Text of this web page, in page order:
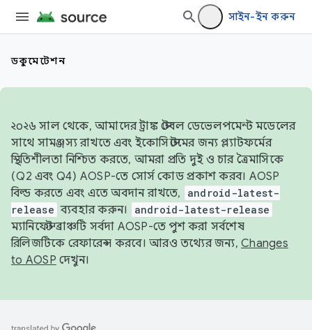
সাইন-ইন করুন
ডকুমেন্টেশন
২০২৬ সাল থেকে, আমাদের ট্রাঙ্ক স্টেবল ডেভেলপমেন্ট মডেলের
সাথে সামঞ্জস্য রাখতে এবং ইকোসিস্টেমের জন্য প্ল্যাটফর্মের
স্থিতিশীলতা নিশ্চিত করতে, আমরা প্রতি দুই ও চার ত্রৈমাসিকে
(Q2 এবং Q4) AOSP-তে সোর্স কোড প্রকাশ করব। AOSP
বিল্ড করতে এবং এতে অবদান রাখতে,
android-latest-
release ব্যবহার করুন। android-latest-release
ম্যানিফেস্ট ব্রাঞ্চটি সর্বদা AOSP-তে পুশ করা সর্বশেষ
রিলিজটিকে রেফারেন্স করবে। আরও তথ্যের জন্য, Changes
to AOSP দেখুন।